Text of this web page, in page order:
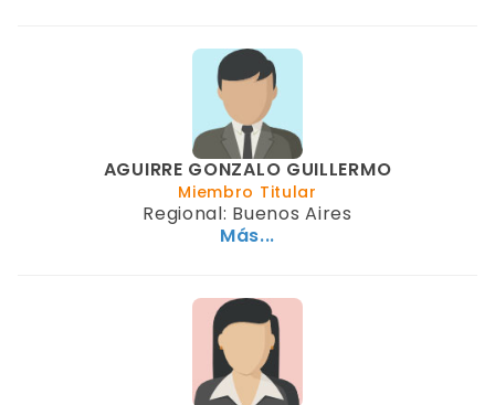
AGUIRRE GONZALO GUILLERMO
Miembro Titular
Regional: Buenos Aires
Más...